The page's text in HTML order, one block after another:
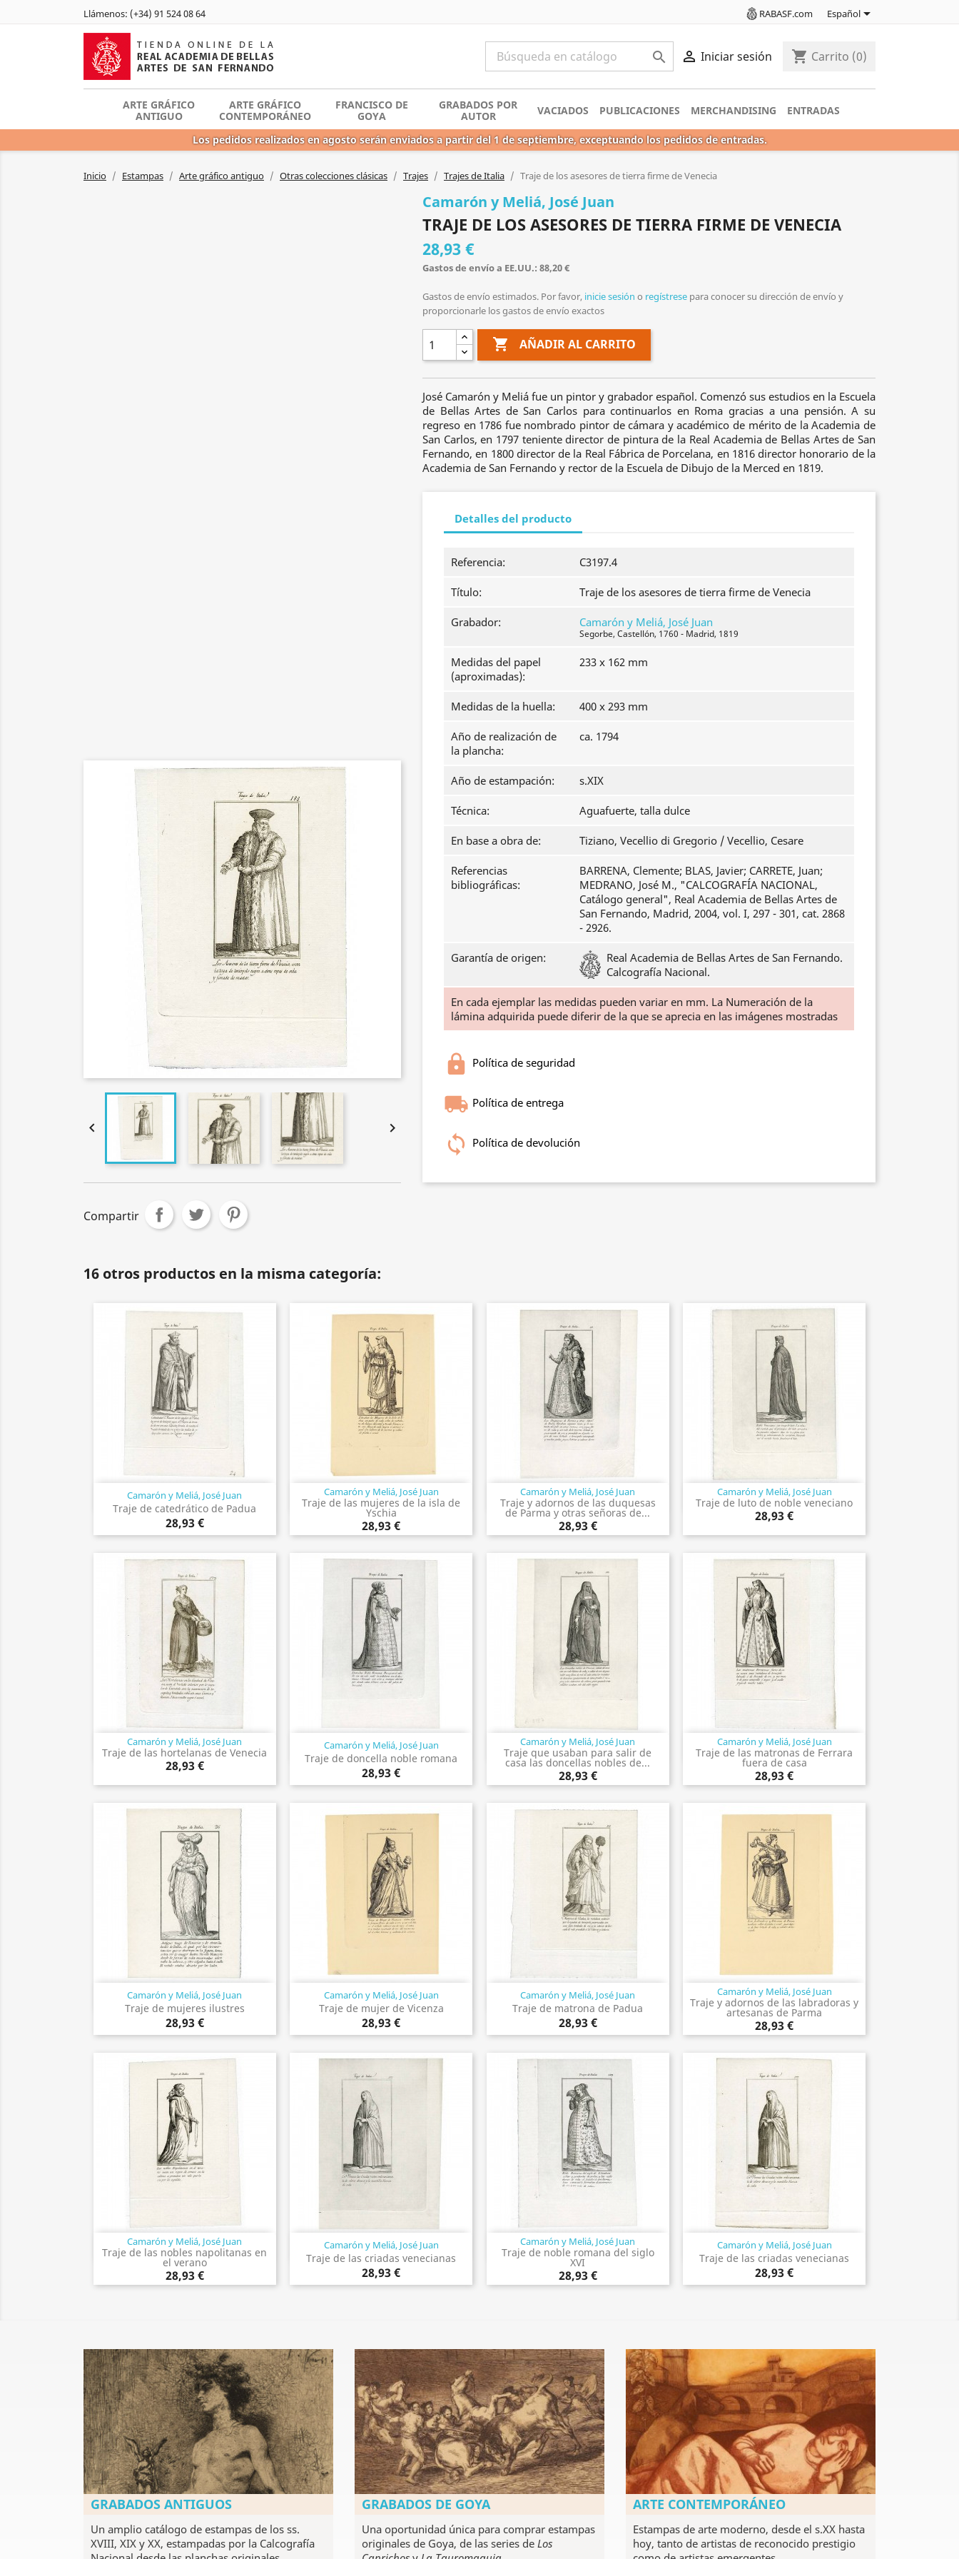
Llámenos: (+34) 91 524 08 64 RABASF.com Español
  Iniciar sesión shopping_cart Carrito (0)
ARTE GRÁFICO
ANTIGUO
ARTE GRÁFICO
CONTEMPORÁNEO
FRANCISCO DE
GOYA
GRABADOS POR
AUTOR
VACIADOS PUBLICACIONES MERCHANDISING ENTRADAS
Los pedidos realizados en agosto serán enviados a partir del 1 de septiembre, exceptuando los pedidos de entradas.
Inicio Estampas Arte gráfico antiguo Otras colecciones clásicas Trajes Trajes de Italia Traje de los asesores de tierra firme de Venecia
 
Camarón y Meliá, José Juan
TRAJE DE LOS ASESORES DE TIERRA FIRME DE VENECIA
28,93 €
Gastos de envío a EE.UU.: 88,20 €
Gastos de envío estimados. Por favor, inicie sesión o regístrese para conocer su dirección de envío y
proporcionarle los gastos de envío exactos
 AÑADIR AL CARRITO
José Camarón y Meliá fue un pintor y grabador español. Comenzó sus estudios en la Escuela
de Bellas Artes de San Carlos para continuarlos en Roma gracias a una pensión. A su
regreso en 1786 fue nombrado pintor de cámara y académico de mérito de la Academia de
San Carlos, en 1797 teniente director de pintura de la Real Academia de Bellas Artes de San
Fernando, en 1800 director de la Real Fábrica de Porcelana, en 1816 director honorario de la
Academia de San Fernando y rector de la Escuela de Dibujo de la Merced en 1819.
Detalles del producto
Referencia: C3197.4
Título: Traje de los asesores de tierra firme de Venecia
Grabador: Camarón y Meliá, José Juan
Segorbe, Castellón, 1760 - Madrid, 1819
Medidas del papel
(aproximadas):
233 x 162 mm
Medidas de la huella: 400 x 293 mm
Año de realización de
la plancha:
ca. 1794
Año de estampación: s.XIX
Técnica: Aguafuerte, talla dulce
En base a obra de: Tiziano, Vecellio di Gregorio / Vecellio, Cesare
Referencias
bibliográficas:
BARRENA, Clemente; BLAS, Javier; CARRETE, Juan;
MEDRANO, José M., "CALCOGRAFÍA NACIONAL,
Catálogo general", Real Academia de Bellas Artes de
San Fernando, Madrid, 2004, vol. I, 297 - 301, cat. 2868
- 2926.
Garantía de origen:
Real Academia de Bellas Artes de San Fernando.
Calcografía Nacional.
En cada ejemplar las medidas pueden variar en mm. La Numeración de la
lámina adquirida puede diferir de la que se aprecia en las imágenes mostradas
Política de seguridad
Política de entrega
Política de devolución
Compartir
16 otros productos en la misma categoría:
Camarón y Meliá, José Juan
Traje de catedrático de Padua
28,93 €
Vista rápida Camarón y Meliá, José Juan
Traje de las mujeres de la isla de
Yschia
28,93 €
Vista rápida Camarón y Meliá, José Juan
Traje y adornos de las duquesas
de Parma y otras señoras de...
28,93 €
Vista rápida Camarón y Meliá, José Juan
Traje de luto de noble veneciano
28,93 €
Vista rápida
Camarón y Meliá, José Juan
Traje de las hortelanas de Venecia
28,93 €
Vista rápida Camarón y Meliá, José Juan
Traje de doncella noble romana
28,93 €
Vista rápida Camarón y Meliá, José Juan
Traje que usaban para salir de
casa las doncellas nobles de...
28,93 €
Vista rápida Camarón y Meliá, José Juan
Traje de las matronas de Ferrara
fuera de casa
28,93 €
Vista rápida
Camarón y Meliá, José Juan
Traje de mujeres ilustres
28,93 €
Vista rápida Camarón y Meliá, José Juan
Traje de mujer de Vicenza
28,93 €
Vista rápida Camarón y Meliá, José Juan
Traje de matrona de Padua
28,93 €
Vista rápida Camarón y Meliá, José Juan
Traje y adornos de las labradoras y
artesanas de Parma
28,93 €
Vista rápida
Camarón y Meliá, José Juan
Traje de las nobles napolitanas en
el verano
28,93 €
Vista rápida Camarón y Meliá, José Juan
Traje de las criadas venecianas
28,93 €
Vista rápida Camarón y Meliá, José Juan
Traje de noble romana del siglo
XVI
28,93 €
Vista rápida Camarón y Meliá, José Juan
Traje de las criadas venecianas
28,93 €
Vista rápida
GRABADOS ANTIGUOS
Un amplio catálogo de estampas de los ss.
XVIII, XIX y XX, estampadas por la Calcografía
GRABADOS DE GOYA
Una oportunidad única para comprar estampas
originales de Goya, de las series de Los
ARTE CONTEMPORÁNEO
Estampas de arte moderno, desde el s.XX hasta
hoy, tanto de artistas de reconocido prestigio